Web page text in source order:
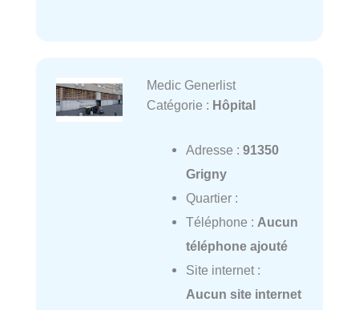
Medic Generlist
Catégorie : Hôpital
Adresse : 91350
Grigny
Quartier :
Téléphone : Aucun
téléphone ajouté
Site internet :
Aucun site internet